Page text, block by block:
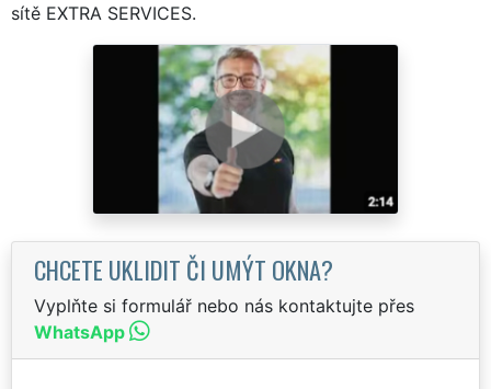
sítě EXTRA SERVICES.
CHCETE UKLIDIT ČI UMÝT OKNA?
Vyplňte si formulář nebo nás kontaktujte přes
WhatsApp